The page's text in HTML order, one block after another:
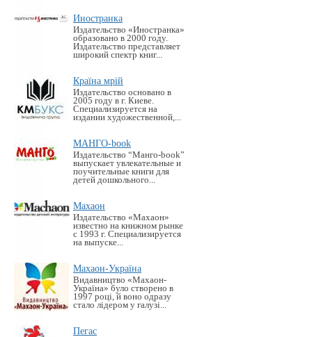
Иностранка
Издательство «Иностранка»
образовано в 2000 году.
Издательство представляет
широкий спектр книг...
Країна мрій
Издательство основано в
2005 году в г. Киеве.
Специализируется на
издании художественной,...
МАНГО-book
Издательство “Манго-book”
выпускает увлекательные и
поучительные книги для
детей дошкольного...
Махаон
Издательство «Махаон»
известно на книжном рынке
с 1993 г. Специализируется
на выпуске...
Махаон-Україна
Видавництво «Махаон-
Україна» було створено в
1997 році, й воно одразу
стало лідером у галузі...
Пегас